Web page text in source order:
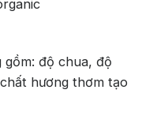
độ chua, độ
hương thơm tạo